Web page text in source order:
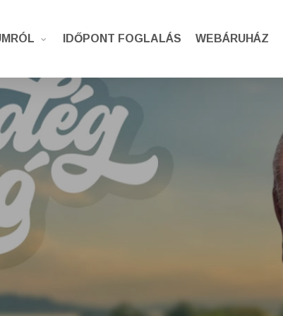
IDŐPONT FOGLALÁS WEBÁRUHÁZ